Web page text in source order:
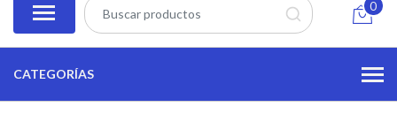
0
CATEGORÍAS